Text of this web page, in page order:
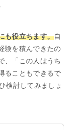
も役立ちます。自
験を積んできたの
、「この人はうち
ることもできるで
検討してみましょ